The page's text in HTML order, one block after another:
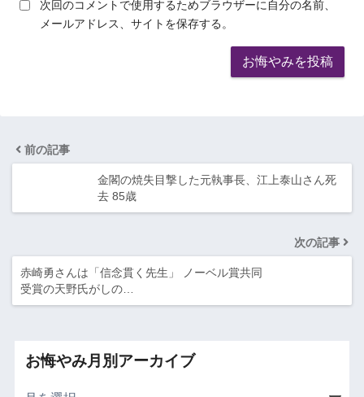
次回のコメントで使用するためブラウザーに自分の名前、
メールアドレス、サイトを保存する。
前の記事
金閣の焼失目撃した元執事長、江上泰山さん死
去 85歳
次の記事
赤崎勇さんは「信念貫く先生」 ノーベル賞共同
受賞の天野氏がしの…
お悔やみ月別アーカイブ